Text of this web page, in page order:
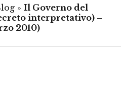
» Il Governo del
interpretativo) –
2010)